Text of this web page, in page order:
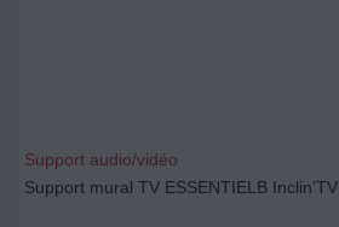
Support audio/vidéo
Support mural TV ESSENTIELB